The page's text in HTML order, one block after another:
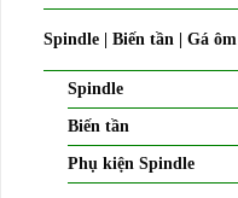
Spindle | Biến tần | Gá ôm
Spindle
Biến tần
Phụ kiện Spindle